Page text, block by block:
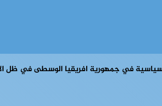
في جمهورية افريقيا الوسطى في ظل الاستفتاء